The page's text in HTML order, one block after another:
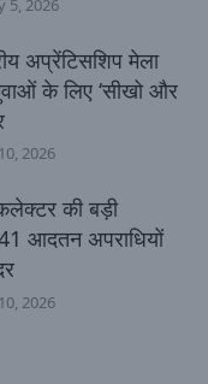
5, 2026
अप्रेंटिसशिप मेला
के लिए ‘सीखो और
2026
की बड़ी
आदतन अपराधियों
2026